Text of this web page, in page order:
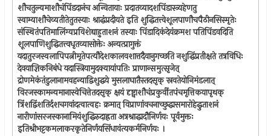
शौचतुल्यमाशौचंपिंडदानंच अन्वितायाः प्रदातव्यादशपिंडास्त्र्यहेणतु
स्वाम्याशौचेव्यतीतेतुतस्याः श्राद्धंप्रदीयते इति शुद्धितत्त्वेशूलपाणौचपैठीनसिस्मृतेः
संस्थितंपतिमालिंग्यप्रविशेद्याहुताशनं तस्याः पिंडादिकंदेयंक्रमश पतिपिंडवदिति
शूलपाणिशुद्धितत्त्वधृतव्यासोक्तेः अन्यत्प्रागुक्तं
यदातुरजस्वलापिपत्नीमृतेपत्यौदेशकालवशात्तदैवानुगच्छति नशुद्धिंप्रतीक्षते तत्रविधिः
देवयाज्ञिकनिबंधे यदास्त्रियामुदक्यायांपतिः प्राणान्समुत्सृजेत्
द्रोणमेकंतंडुलानामवहन्याद्विशुद्धये मुसलाघातैस्तदसृक् स्रवतेयोनिमंडलात्
विरजस्कामन्यमानास्वेचित्तेतदसृक् क्षयं दृष्ट्वाशौचंप्रकुर्वीतपंचमृत्तिकयापृथक्
त्रिंशद्विंशतिर्दशचगवांदत्वात्वहः क्रमात् विप्राणांवचनाच्छुद्धासमारोहेद्धुताशनं
नारीणांसरजस्कानामियंशुद्धिरुदाह्रता अत्रश्राद्धादौनिर्णयः पूर्वमुक्तः
इतिश्रीभट्टकमलाकरकृतेनिर्णयसिंधावंत्यकर्मनिर्णयः ।